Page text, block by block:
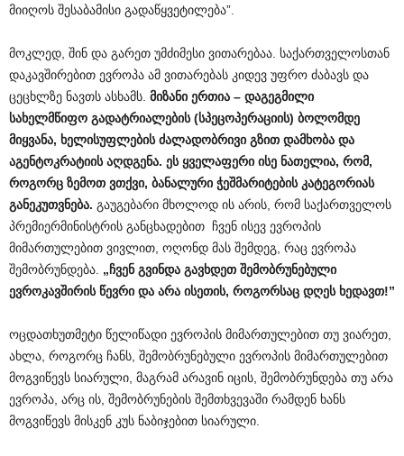
მიიღოს შესაბამისი გადაწყვეტილება”.
მოკლედ, შინ და გარეთ უმძიმესი ვითარებაა. საქართველოსთან
დაკავშირებით ევროპა ამ ვითარებას კიდევ უფრო ძაბავს და
ცეცხლზე ნავთს ასხამს. მიზანი ერთია – დაგეგმილი
სახელმწიფო გადატრიალების (სპეცოპერაციის) ბოლომდე
მიყვანა, ხელისუფლების ძალადობრივი გზით დამხობა და
აგენტოკრატიის აღდგენა. ეს ყველაფერი ისე ნათელია, რომ,
როგორც ზემოთ ვთქვი, ბანალური ჭეშმარიტების კატეგორიას
განეკუთვნება. გაუგებარი მხოლოდ ის არის, რომ საქართველოს
პრემიერმინისტრის განცხადებით ჩვენ ისევ ევროპის
მიმართულებით ვივლით, ოღონდ მას შემდეგ, რაც ევროპა
შემობრუნდება. „ჩვენ გვინდა გავხდეთ შემობრუნებული
ევროკავშირის წევრი და არა ისეთის, როგორსაც დღეს ხედავთ!”
ოცდათხუთმეტი წელიწადი ევროპის მიმართულებით თუ ვიარეთ,
ახლა, როგორც ჩანს, შემობრუნებული ევროპის მიმართულებით
მოგვიწევს სიარული, მაგრამ არავინ იცის, შემობრუნდება თუ არა
ევროპა, არც ის, შემობრუნების შემთხვევაში რამდენ ხანს
მოგვიწევს მისკენ კუს ნაბიჯებით სიარული.